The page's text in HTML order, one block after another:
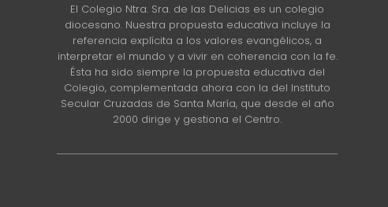
El Colegio Ntra. Sra. de las Delicias es un colegio
diocesano. Nuestra propuesta educativa incluye la
referencia explícita a los valores evangélicos, a
interpretar el mundo y a vivir en coherencia con la fe.
Ésta ha sido siempre la propuesta educativa del
Colegio, complementada ahora con la del Instituto
Secular Cruzadas de Santa María, que desde el año
2000 dirige y gestiona el Centro.